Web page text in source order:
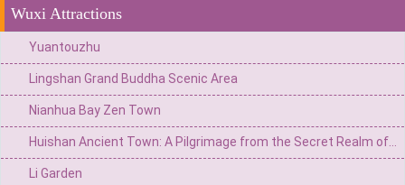
Wuxi Attractions
Yuantouzhu
Lingshan Grand Buddha Scenic Area
Nianhua Bay Zen Town
Li Garden